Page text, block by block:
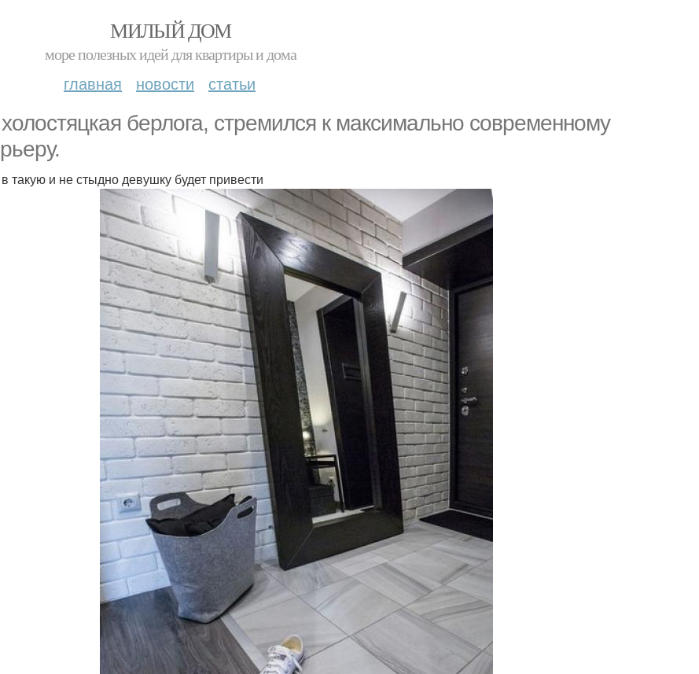
МИЛЫЙ ДОМ
море полезных идей для квартиры и дома
главная новости статьи
берлога, стремился к максимально современному
такую и не стыдно девушку будет привести